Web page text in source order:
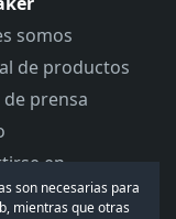
son necesarias para
mientras que otras
somos
de productos
prensa
en